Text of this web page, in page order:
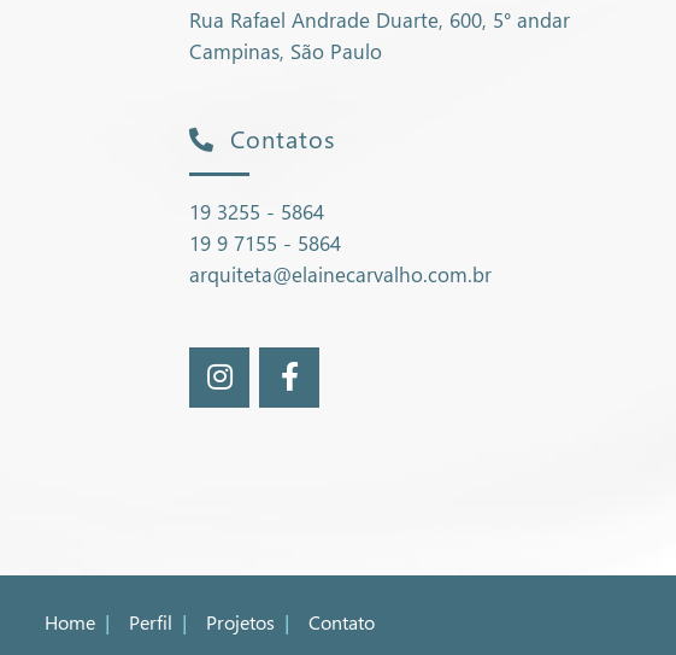
Rua Rafael Andrade Duarte, 600, 5° andar
Campinas, São Paulo
Contatos
19 3255 - 5864
19 9 7155 - 5864
arquiteta@elainecarvalho.com.br
Home | Perfil | Projetos | Contato